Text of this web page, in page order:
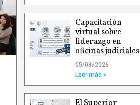
Capacitación
virtual sobre
liderazgo en
oficinas judiciales
05/08/2026
Leer más »